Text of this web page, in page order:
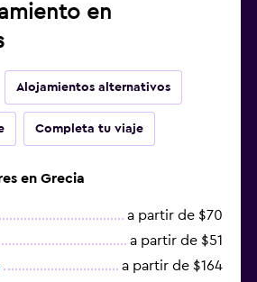
en
Alojamientos alternativos
Completa tu viaje
en Grecia
a partir de $70
a partir de $51
a partir de $164